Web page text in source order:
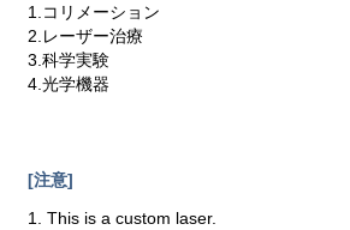
1.コリメーション
2.レーザー治療
3.科学実験
4.光学機器
[注意]
1. This is a custom laser.